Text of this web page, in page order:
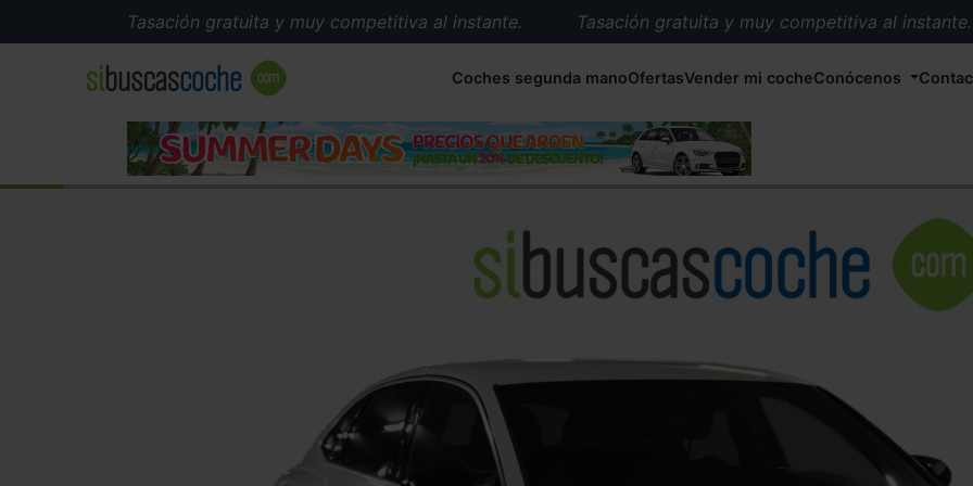
Tasación gratuita y muy competitiva al instante.
Tasación gratuita y muy competitiva al instante.
Más de 5.000 conductores satisfechos.
Buscamos el coche que tu quieras.
Recogemos tu coche en cualquier parte de España.
Compramos tu coche. Pago inmediato.
Coches segunda manoOfertasVender mi cocheConócenos